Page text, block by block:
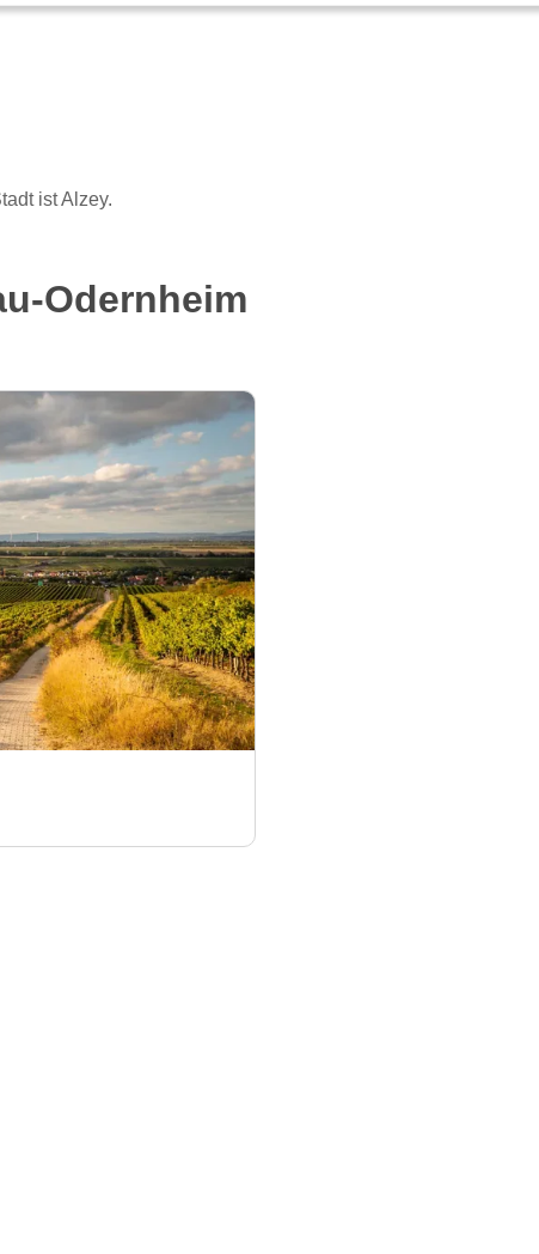
ist Alzey.
Odernheim